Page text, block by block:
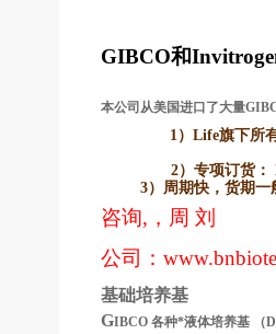
GIBCO和
本公司从美国进口了大量
1）Life旗下所
2） 专项订货：
3） 周期快，货期一
咨询,，周 刘
公司：
基础培养基
GIBCO 各种*液体培养基 （